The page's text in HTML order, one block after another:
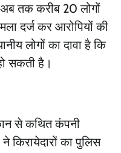
तक करीब 20 लोगों
दर्ज कर आरोपियों की
लोगों का दावा है कि
सकती है।
से कथित कंपनी
किरायेदारों का पुलिस